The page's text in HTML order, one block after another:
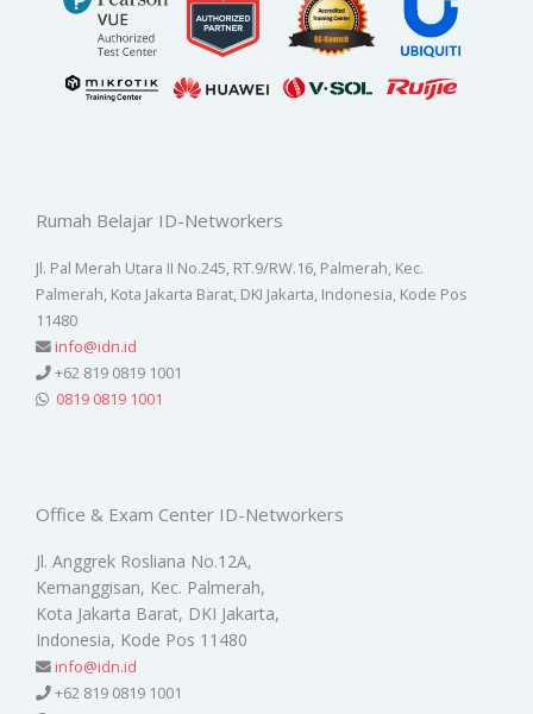
Rumah Belajar ID-Networkers
Jl. Pal Merah Utara II No.245, RT.9/RW.16, Palmerah, Kec.
Palmerah, Kota Jakarta Barat, DKI Jakarta, Indonesia, Kode Pos
11480
info@idn.id
+62 819 0819 1001
0819 0819 1001
Office & Exam Center ID-Networkers
Jl. Anggrek Rosliana No.12A,
Kemanggisan, Kec. Palmerah,
Kota Jakarta Barat, DKI Jakarta,
Indonesia, Kode Pos 11480
info@idn.id
+62 819 0819 1001